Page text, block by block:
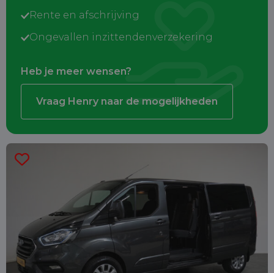
Rente en afschrijving
Ongevallen inzittendenverzekering
Heb je meer wensen?
Vraag Henry naar de mogelijkheden